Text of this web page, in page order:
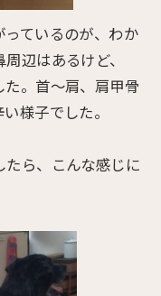
っているのが、わか
辺はあるけど、
た。首～肩、肩甲骨
様子でした。
たら、こんな感じに